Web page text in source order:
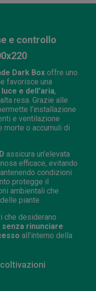
e controllo
Dark Box offre uno
favorisce una
e dell’aria,
resa. Grazie alle
l’installazione
e ventilazione
morte o accumuli di
assicura un’elevata
efficace, evitando
condizioni
protegge il
ambientali che
piante.
che desiderano
rinunciare
all’interno della